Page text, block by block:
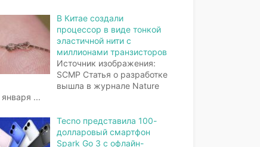
В Китае создали
процессор в виде тонкой
эластичной нити с
миллионами транзисторов
Источник изображения:
SCMP Статья о разработке
вышла в журнале Nature
января ...
Tecno представила 100-
долларовый смартфон
Spark Go 3 с офлайн-